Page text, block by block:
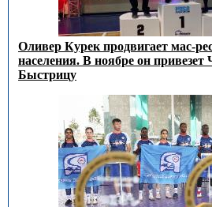
Оливер Курек продвигает мас-
населения. В ноябре он
Быстрицу